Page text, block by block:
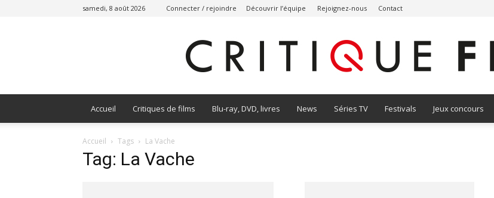
samedi, 8 août 2026 Connecter / rejoindre Découvrir l’équipe Rejoignez-nous Contact
Accueil Critiques de films Blu-ray, DVD, livres News Séries TV Festivals Jeux concours
Accueil Tags La Vache
Tag: La Vache